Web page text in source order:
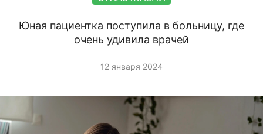
Юная пациентка поступила в больницу, где
очень удивила врачей
12 января 2024